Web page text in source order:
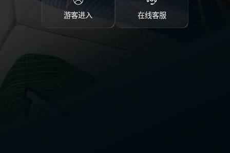
游客进入 在线客服